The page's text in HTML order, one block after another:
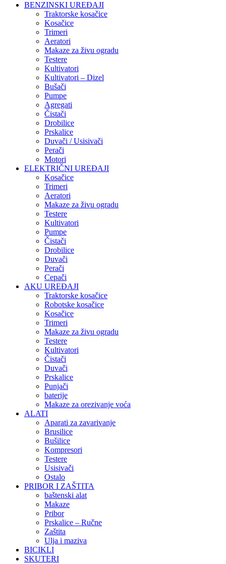
BENZINSKI UREĐAJI
Traktorske kosačice
Kosačice
Trimeri
Aeratori
Makaze za živu ogradu
Testere
Kultivatori
Kultivatori – Dizel
Bušači
Pumpe
Agregati
Čistači
Drobilice
Prskalice
Duvači / Usisivači
Perači
Motori
ELEKTRIČNI UREĐAJI
Kosačice
Trimeri
Aeratori
Makaze za živu ogradu
Testere
Kultivatori
Pumpe
Čistači
Drobilice
Duvači
Perači
Cepači
AKU UREĐAJI
Traktorske kosačice
Robotske kosačice
Kosačice
Trimeri
Makaze za živu ogradu
Testere
Kultivatori
Čistači
Duvači
Prskalice
Punjači
baterije
Makaze za orezivanje voća
ALATI
Aparati za zavarivanje
Brusilice
Bušilice
Kompresori
Testere
Usisivači
Ostalo
PRIBOR I ZAŠTITA
baštenski alat
Makaze
Pribor
Prskalice – Ručne
Zaštita
Ulja i maziva
BICIKLI
SKUTERI